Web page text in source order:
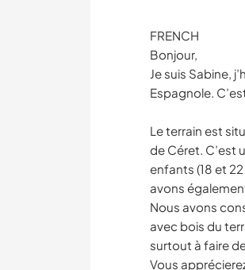
FRENCH
Bonjour,
Je suis Sabine,
Espagnole.
Le terrain est
de Céret. C’est
enfants (18 et
avons
Nous avons
avec bois du
surtout à faire
Vous